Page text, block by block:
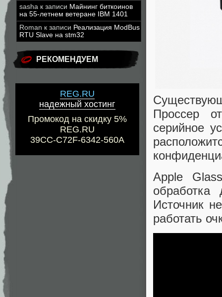
sasha к записи Майнинг биткоинов
на 55-летнем ветеране IBM 1401
Roman к записи Реализация ModBus
RTU Slave на stm32
РЕКОМЕНДУЕМ
REG.RU
надежный хостинг
Промокод на скидку 5%
REG.RU
39CC-C72F-6342-560A
Проссер
серийное
Apple
Источник
работать